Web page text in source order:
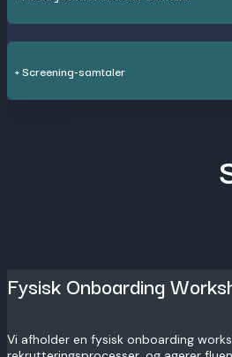
+ Screening-samtaler
Fysisk Onboarding
Vi afholder en fysisk onboarding